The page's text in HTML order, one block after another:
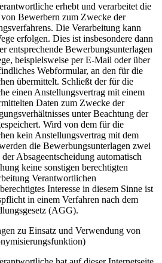
erhebt und verarbeitet die
Bewerbern zum Zwecke der
Die Verarbeitung kann
erfolgen. Dies ist insbesondere dann
entsprechende Bewerbungsunterlagen
beispielsweise per E-Mail oder über
Webformular, an den für die
übermittelt. Schließt der für die
einen Anstellungsvertrag mit einem
Daten zum Zwecke der
unter Beachtung der
Wird von dem für die
kein Anstellungsvertrag mit dem
die Bewerbungsunterlagen zwei
Absageentscheidung automatisch
keine sonstigen berechtigten
Verantwortlichen
Interesse in diesem Sinne ist
in einem Verfahren nach dem
(AGG).
zu Einsatz und Verwendung von